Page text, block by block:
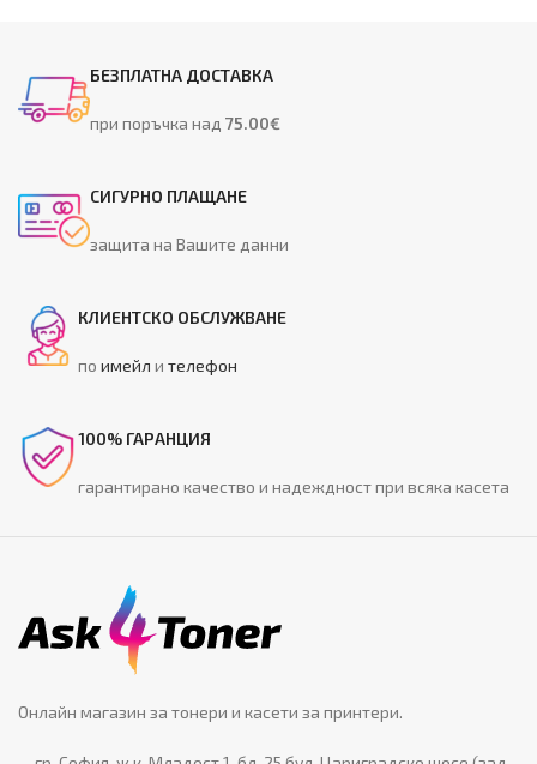
БЕЗПЛАТНА ДОСТАВКА
при поръчка над75.00€
СИГУРНО ПЛАЩАНЕ
защита на Вашите данни
КЛИЕНТСКО ОБСЛУЖВАНЕ
поимейл ителефон
100% ГАРАНЦИЯ
гарантирано качество и надеждност при всяка касета
Онлайн магазин за тонери и касети за принтери.